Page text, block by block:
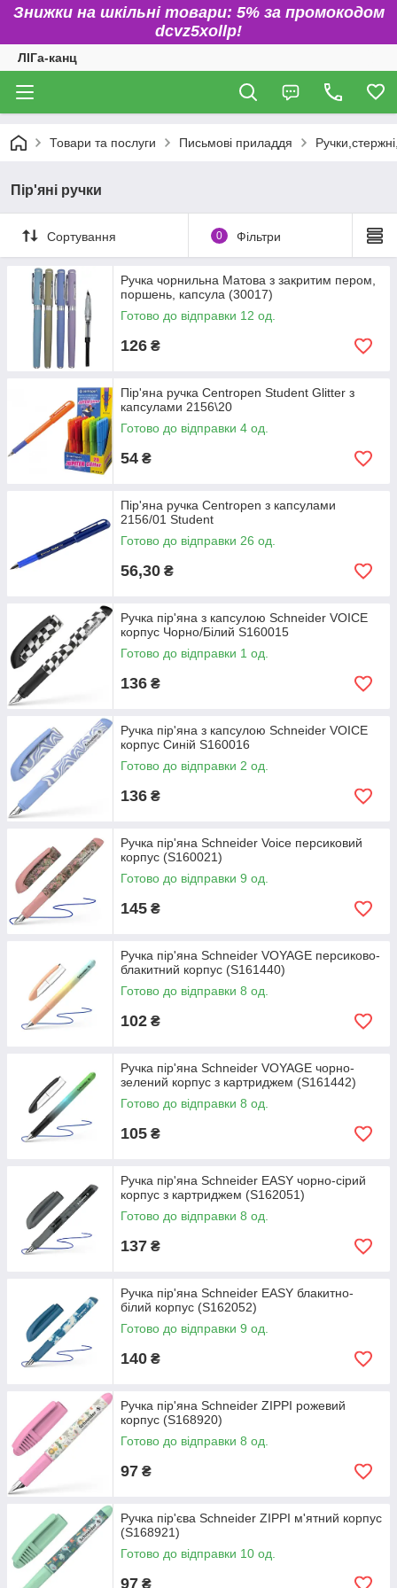
Знижки на шкільні товари: 5% за промокодом
dcvz5xollp!
ЛІГа-канц
Товари та послуги Письмові приладдя
Пір'яні ручки
Сортування 0 Фільтри
Ручка чорнильна Матова з закритим пером,
поршень, капсула (30017)
Готово до відправки 12 од.
126 ₴
Пір'яна ручка Centropen Student Glitter з
капсулами 2156\20
Готово до відправки 4 од.
54 ₴
Пір'яна ручка Centropen з капсулами
2156/01 Student
Готово до відправки 26 од.
56,30 ₴
Ручка пір'яна з капсулою Schneider VOICE
корпус Чорно/Білий S160015
Готово до відправки 1 од.
136 ₴
Ручка пір'яна з капсулою Schneider VOICE
корпус Синій S160016
Готово до відправки 2 од.
136 ₴
Ручка пір'яна Schneider Voice персиковий
корпус (S160021)
Готово до відправки 9 од.
145 ₴
Ручка пір'яна Schneider VOYAGE персиково-
блакитний корпус (S161440)
Готово до відправки 8 од.
102 ₴
Ручка пір'яна Schneider VOYAGE чорно-
зелений корпус з картриджем (S161442)
Готово до відправки 8 од.
105 ₴
Ручка пір'яна Schneider EASY чорно-сірий
корпус з картриджем (S162051)
Готово до відправки 8 од.
137 ₴
Ручка пір'яна Schneider EASY блакитно-
білий корпус (S162052)
Готово до відправки 9 од.
140 ₴
Ручка пір'яна Schneider ZIPPI рожевий
корпус (S168920)
Готово до відправки 8 од.
97 ₴
Ручка пір'єва Schneider ZIPPI м'ятний корпус
(S168921)
Готово до відправки 10 од.
97 ₴